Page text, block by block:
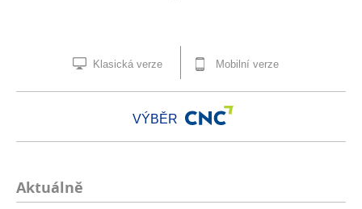
Klasická verze Mobilní verze
VÝBĚR
Aktuálně